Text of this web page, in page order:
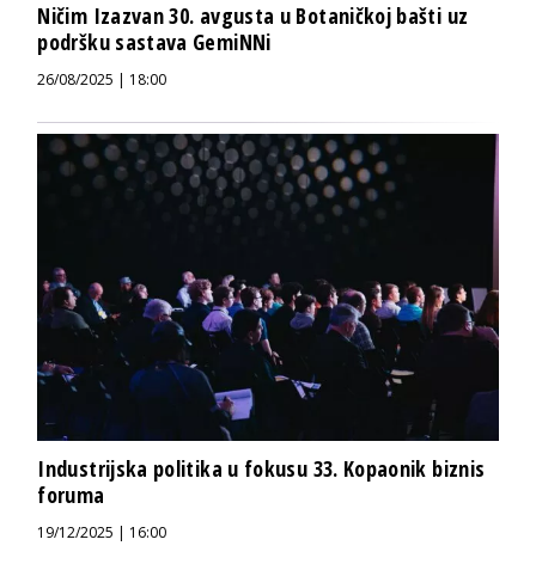
Ničim Izazvan 30. avgusta u Botaničkoj bašti uz
podršku sastava GemiNNi
26/08/2025 | 18:00
Industrijska politika u fokusu 33. Kopaonik biznis
foruma
19/12/2025 | 16:00